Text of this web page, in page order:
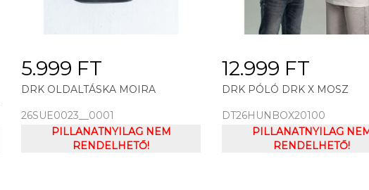
5.999 FT
DRK OLDALTÁSKA MOIRA
26SUE0023__0001
PILLANATNYILAG NEM
RENDELHETŐ!
12.999 FT
DRK PÓLÓ DRK X MOSZ
DT26HUNBOX20100
PILLANATNYILAG
RENDELHETŐ!